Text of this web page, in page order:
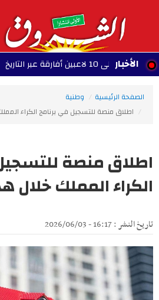
الأخبار
أغلى 10 لاعبين أفارقة عبر التاريخ 08/06
الصفحة الرئيسية
وطنية
اطلاق منصة للتسجيل في برنامج الكراء
اطلاق منصة
الكراء المملك خلال
تاريخ النشر : 16:17 - 2026/06/03